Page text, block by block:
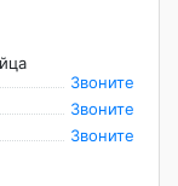
Звоните
Звоните
Звоните